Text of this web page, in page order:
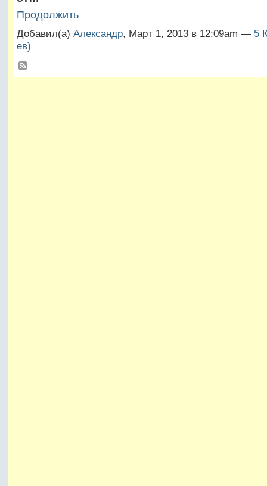
Продолжить
Добавил(а) Александр, Март 1, 2013 в 12:09am — 5
ев)